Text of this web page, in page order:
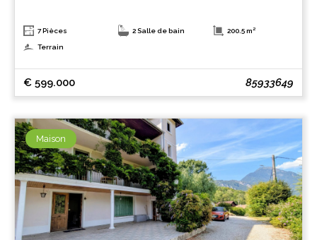
7 Pièces 2 Salle de bain 200.5 m²
Terrain
€ 599.000 85933649
Maison